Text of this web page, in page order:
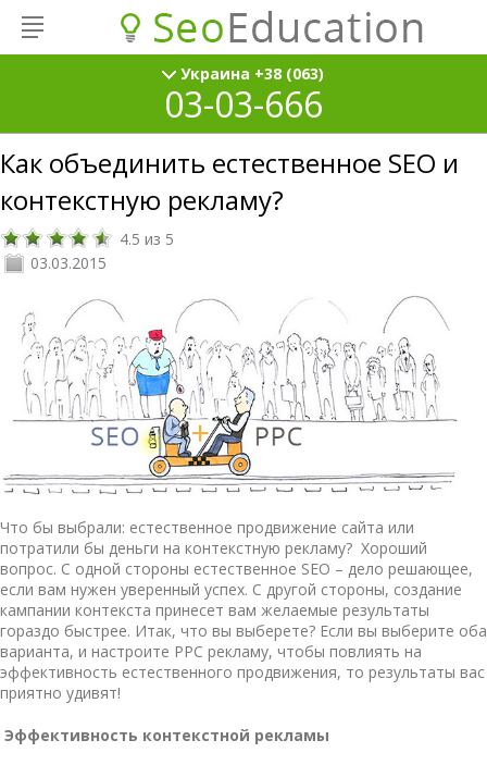
Украина +38 (063)
03-03-666
Как объединить естественное SEO и
контекстную рекламу?
4.5 из 5
03.03.2015
Что бы выбрали: естественное продвижение сайта или
потратили бы деньги на контекстную рекламу? Хороший
вопрос. С одной стороны естественное SEO – дело решающее,
если вам нужен уверенный успех. С другой стороны, создание
кампании контекста принесет вам желаемые результаты
гораздо быстрее. Итак, что вы выберете? Если вы выберите оба
варианта, и настроите PPC рекламу, чтобы повлиять на
эффективность естественного продвижения, то результаты вас
приятно удивят!
Эффективность контекстной рекламы